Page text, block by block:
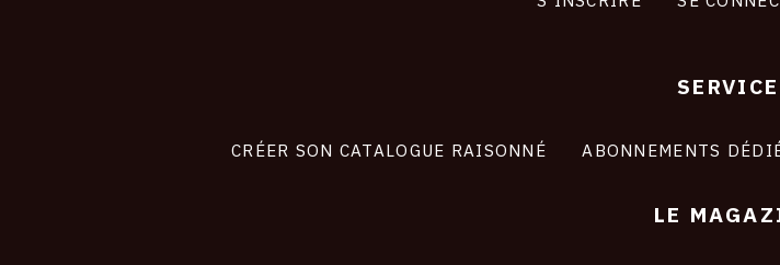
CRÉER SON CATALOGUE RAISONNÉ ABONNEMENTS
LE